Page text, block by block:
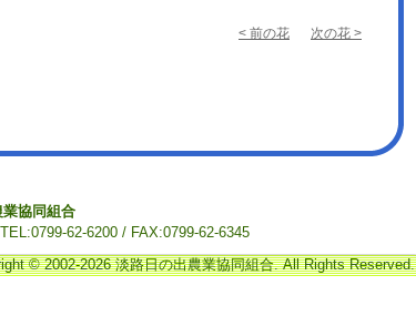
< 前の花 次の花 >
協同組合
62-6200 / FAX:0799-62-6345
© 2002-2026 淡路日の出農業協同組合. All Rights Reserved.